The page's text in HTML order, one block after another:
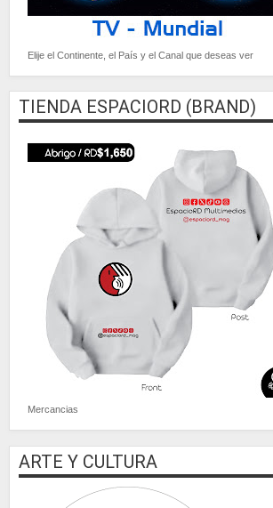
Elije el Continente, el País y el Canal que deseas ver
TIENDA ESPACIORD (BRAND)
Mercancias
ARTE Y CULTURA